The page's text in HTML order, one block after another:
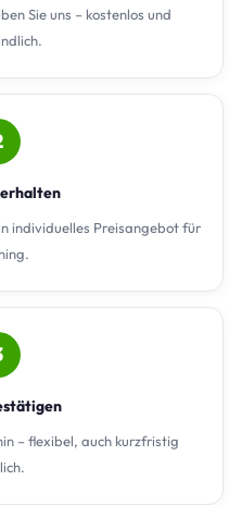
Sie uns – kostenlos und
individuelles Preisangebot für
– flexibel, auch kurzfristig